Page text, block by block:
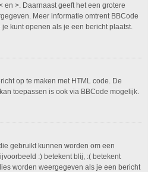
en >. Daarnaast geeft het een grotere
Meer informatie omtrent BBCode
kunt openen als je een bericht plaatst.
op te maken met HTML code. De
toepassen is ook via BBCode mogelijk.
gebruikt kunnen worden om een
:) betekent blij, :( betekent
worden weergegeven als je een bericht